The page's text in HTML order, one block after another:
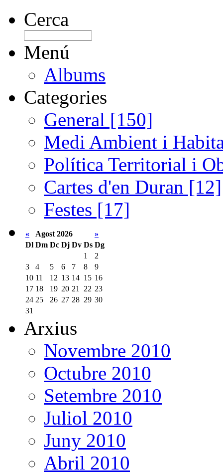
Cerca
Menú
Albums
Categories
General [150]
Medi Ambient i
Política Territorial i
Cartes d'en Duran [12]
Festes [17]
« Agost 2026
»
Dl Dm Dc Dj Dv Ds Dg
1
2
3
4 5 6 7 8
9
10 11 12 13 14 15 16
17 18 19 20 21 22 23
24 25 26 27 28 29 30
31
Arxius
Novembre 2010
Octubre 2010
Setembre 2010
Juliol 2010
Juny 2010
Abril 2010